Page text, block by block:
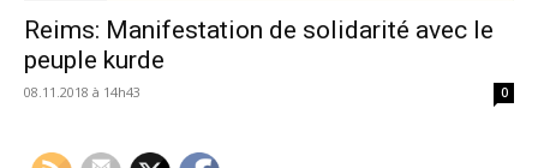
Reims: Manifestation de solidarité avec le
peuple kurde
08.11.2018 à 14h43 0